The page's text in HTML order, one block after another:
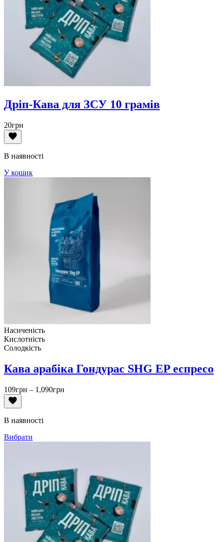
Дріп-Кава для ЗСУ 10 грамів
20грн
В наявності
У кошик
Насиченість
Кислотність
Солодкість
Кава арабіка Гондурас SHG EP еспресо
109грн – 1,090грн
В наявності
Вибрати